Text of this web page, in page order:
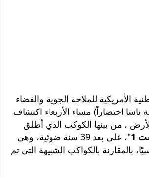
الأمريكية للملاحة الجوية والفضاء
ناسا اختصاراً) مساء الأربعاء اكتشاف
، من بينها الكوكب الذي أطلق
1
"، على بعد 39 سنة ضوئية، وهى
بالمقارنة بالكواكب الشبيهة التى تم